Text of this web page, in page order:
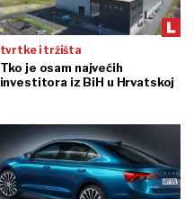
tvrtke i tržišta
Tko je osam najvećih
investitora iz BiH u Hrvatskoj